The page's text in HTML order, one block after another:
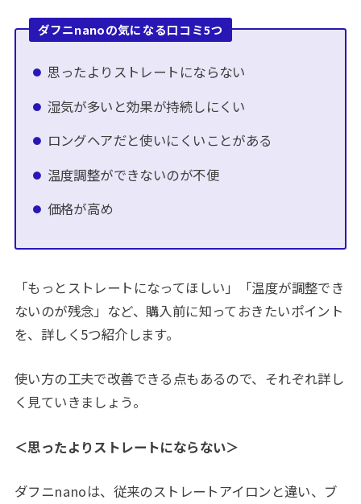
ダフニnanoの気になる口コミ5つ
思ったよりストレートにならない
湿気が多いと効果が持続しにくい
ロングヘアだと使いにくいことがある
温度調整ができないのが不便
価格が高め
「もっとストレートになってほしい」「温度が調整でき
ないのが残念」など、購入前に知っておきたいポイント
を、詳しく5つ紹介します。
使い方の工夫で改善できる点もあるので、それぞれ詳し
く見ていきましょう。
＜思ったよりストレートにならない＞
ダフニnanoは、従来のストレートアイロンと違い、ブ